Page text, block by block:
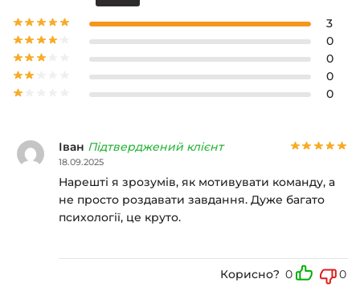
3
0
0
0
0
Іван Підтверджений клієнт
18.09.2025
Нарешті я зрозумів, як мотивувати команду, а
не просто роздавати завдання. Дуже багато
психології, це круто.
Корисно? 0 0